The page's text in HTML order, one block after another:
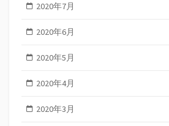
2020年7月
2020年6月
2020年5月
2020年4月
2020年3月